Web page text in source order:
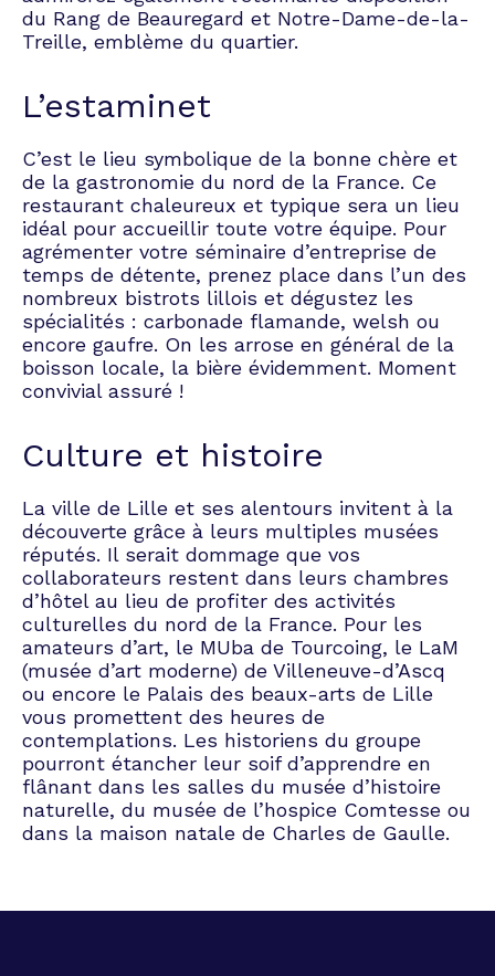
du Rang de Beauregard et Notre-Dame-de-la-
Treille, emblème du quartier.
L’estaminet
C’est le lieu symbolique de la bonne chère et
de la gastronomie du nord de la France. Ce
restaurant chaleureux et typique sera un lieu
idéal pour accueillir toute votre équipe. Pour
agrémenter votre séminaire d’entreprise de
temps de détente, prenez place dans l’un des
nombreux bistrots lillois et dégustez les
spécialités : carbonade flamande, welsh ou
encore gaufre. On les arrose en général de la
boisson locale, la bière évidemment. Moment
convivial assuré !
Culture et histoire
La ville de Lille et ses alentours invitent à la
découverte grâce à leurs multiples musées
réputés. Il serait dommage que vos
collaborateurs restent dans leurs chambres
d’hôtel au lieu de profiter des activités
culturelles du nord de la France. Pour les
amateurs d’art, le MUba de Tourcoing, le LaM
(musée d’art moderne) de Villeneuve-d’Ascq
ou encore le Palais des beaux-arts de Lille
vous promettent des heures de
contemplations. Les historiens du groupe
pourront étancher leur soif d’apprendre en
flânant dans les salles du musée d’histoire
naturelle, du musée de l’hospice Comtesse ou
dans la maison natale de Charles de Gaulle.